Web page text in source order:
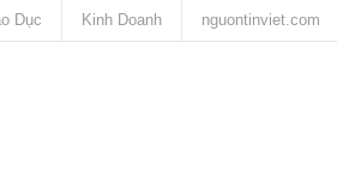
Dục Kinh Doanh nguontinviet.com